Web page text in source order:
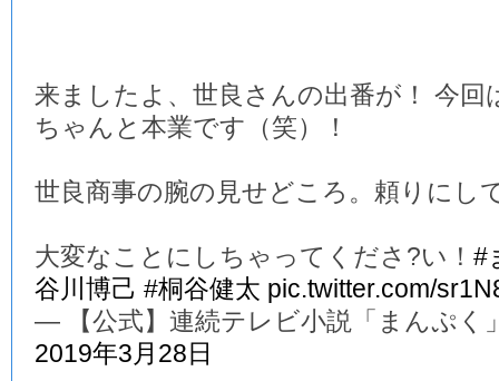
来ましたよ、世良さんの出番が！ 今回
ちゃんと本業です（笑）！
世良商事の腕の見せどころ。頼りにし
大変なことにしちゃってくださ?い！ #
谷川博己 #桐谷健太 pic.twitter.com/
— 【公式】連続テレビ小説「まんぷく
2019年3月28日